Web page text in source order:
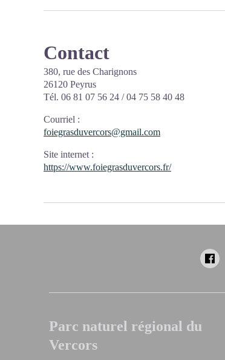
Contact
380, rue des Charignons
26120 Peyrus
Tél. 06 81 07 56 24 / 04 75 58 40 48
Courriel :
foiegrasduvercors@gmail.com
Site internet :
https://www.foiegrasduvercors.fr/
Parc naturel régional du
Vercors